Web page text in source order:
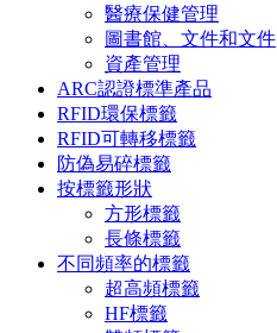
醫療保健管理
圖書館、文件和文件
資產管理
ARC認證標準產品
RFID環保標籤
RFID可轉移標籤
防偽易碎標籤
按標籤形狀
方形標籤
長條標籤
不同頻率的標籤
超高頻標籤
HF標籤